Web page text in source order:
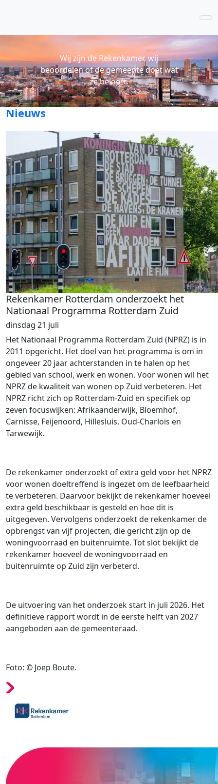
Wij zijn de Rekenkamer, wij
beoordelen of de gemeente doet wat
ze belooft.
Nieuws
Rekenkamer Rotterdam onderzoekt het
Nationaal Programma Rotterdam Zuid
dinsdag 21 juli
Het Nationaal Programma Rotterdam Zuid (NPRZ) is in
2011 opgericht. Het doel van het programma is om in
ongeveer 20 jaar achterstanden in te halen op het
gebied van school, werk en wonen. Voor wonen wil het
NPRZ de kwaliteit van wonen op Zuid verbeteren. Het
NPRZ richt zich op Rotterdam-Zuid en specifiek op
zeven focuswijken: Afrikaanderwijk, Bloemhof,
Carnisse, Feijenoord, Hillesluis, Oud-Charlois en
Tarwewijk.
De rekenkamer onderzoekt of extra geld voor het NPRZ
voor wonen doeltreffend is ingezet om de leefbaarheid
te verbeteren. Daarvoor bekijkt de rekenkamer hoeveel
extra geld beschikbaar is gesteld en hoe dit is
uitgegeven. Vervolgens onderzoekt de rekenkamer de
opbrengst van vijf projecten, die gericht zijn op de
woningvoorraad en buitenruimte. Tot slot bekijkt de
rekenkamer hoeveel de woningvoorraad en
buitenruimte op Zuid zijn verbeterd.
De uitvoering van het onderzoek start in juli 2026. Het
definitieve rapport wordt in de eerste helft van 2027
aangeboden aan de gemeenteraad.
Foto: © Joep Boute.